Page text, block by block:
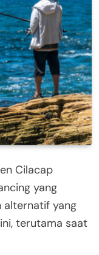
Cilacap
yang
alternatif yang
terutama saat